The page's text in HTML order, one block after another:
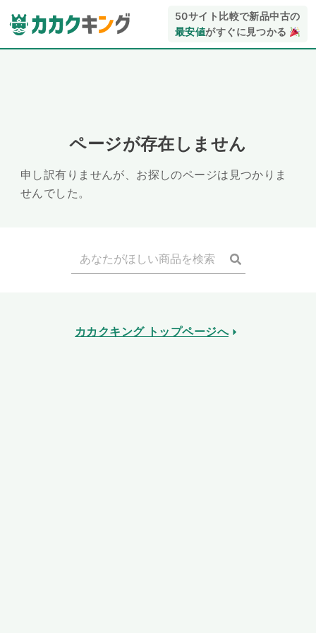
50サイト比較で新品中古の
最安値がすぐに見つかる
ページが存在しません
申し訳有りませんが、お探しのページは見つかりま
せんでした。
カカクキング トップページへ